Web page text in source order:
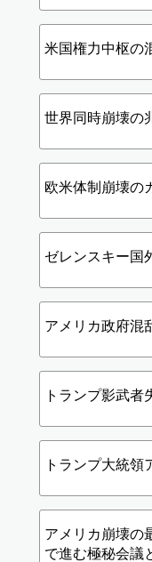
米国権力中枢の
世界同時崩壊の
欧米体制崩壊の
ゼレンスキー国
アメリカ政府混
トランプ影武者
トランプ大統領
アメリカ崩壊の
で進む極秘会議